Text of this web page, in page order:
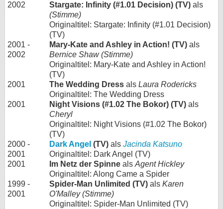
2002
Stargate: Infinity (#1.01 Decision) (TV) als
(Stimme)
Originaltitel: Stargate: Infinity (#1.01 Decision)
(TV)
2001 -
2002
Mary-Kate and Ashley in Action! (TV) als
Bernice Shaw (Stimme)
Originaltitel: Mary-Kate and Ashley in Action!
(TV)
2001
The Wedding Dress als Laura Rodericks
Originaltitel: The Wedding Dress
2001
Night Visions (#1.02 The Bokor) (TV) als
Cheryl
Originaltitel: Night Visions (#1.02 The Bokor)
(TV)
2000 -
2001
Dark Angel (TV) als Jacinda Katsuno
Originaltitel: Dark Angel (TV)
2001
Im Netz der Spinne als Agent Hickley
Originaltitel: Along Came a Spider
1999 -
2001
Spider-Man Unlimited (TV) als Karen
O'Malley (Stimme)
Originaltitel: Spider-Man Unlimited (TV)